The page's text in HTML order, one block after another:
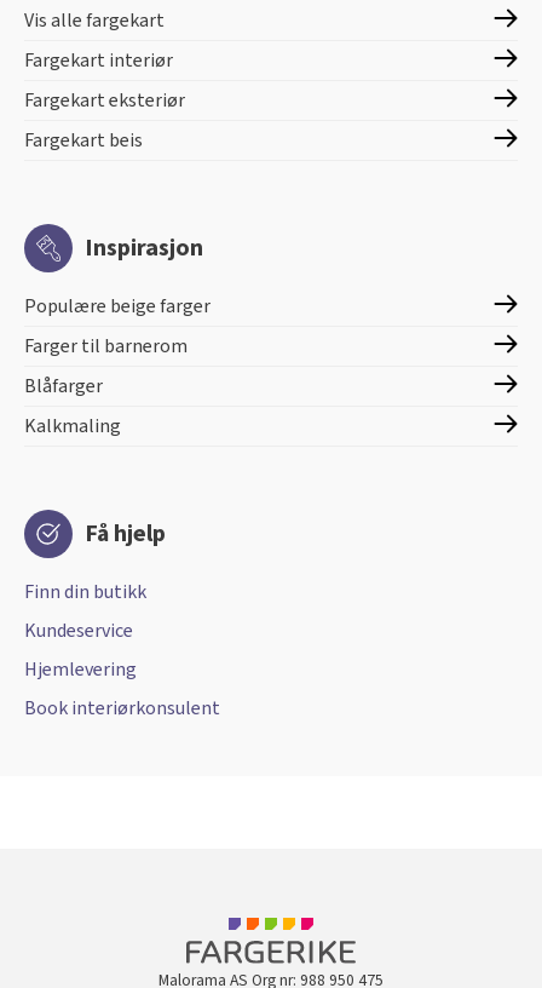
Vis alle fargekart
Fargekart interiør
Fargekart eksteriør
Fargekart beis
Inspirasjon
Populære beige farger
Farger til barnerom
Blåfarger
Kalkmaling
Få hjelp
Finn din butikk
Kundeservice
Hjemlevering
Book interiørkonsulent
Malorama AS Org nr: 988 950 475